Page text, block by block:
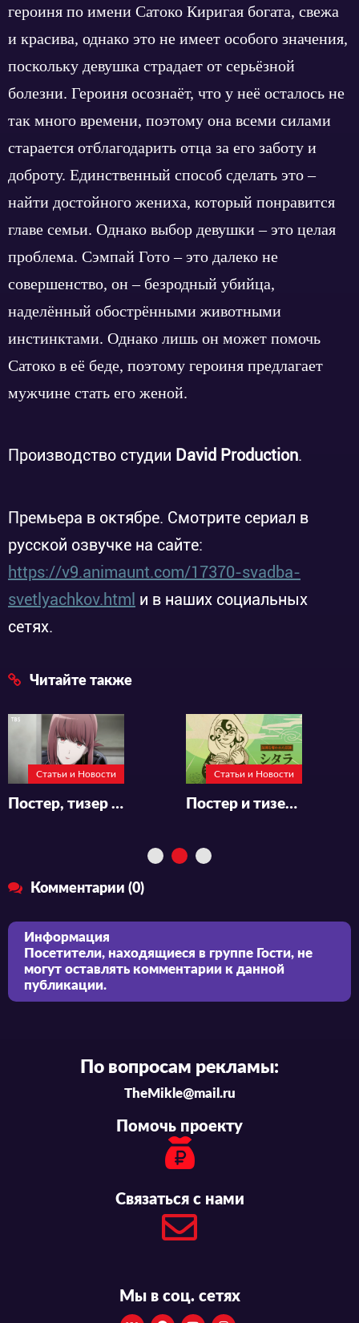
героиня по имени Сатоко Киригая богата, свежа
и красива, однако это не имеет особого значения,
поскольку девушка страдает от серьёзной
болезни. Героиня осознаёт, что у неё осталось не
так много времени, поэтому она всеми силами
старается отблагодарить отца за его заботу и
доброту. Единственный способ сделать это –
найти достойного жениха, который понравится
главе семьи. Однако выбор девушки – это целая
проблема. Сэмпай Гото – это далеко не
совершенство, он – безродный убийца,
наделённый обострёнными животными
инстинктами. Однако лишь он может помочь
Сатоко в её беде, поэтому героиня предлагает
мужчине стать его женой.
Производство студии David Production.
Премьера в октябре. Смотрите сериал в
русской озвучке на сайте:
https://v9.animaunt.com/17370-svadba-
svetlyachkov.html и в наших социальных
сетях.
Читайте также
Статьи и Новости
Постер, тизер и месяц премьеры сериала «Super no Ura de Yani Suu Futari»
Статьи и Новости
Постер и тизер аниме-сериала «Tenmaku no Jaadugar»
Комментарии (0)
Информация
Посетители, находящиеся в группе Гости, не
могут оставлять комментарии к данной
публикации.
По вопросам рекламы:
TheMikle@mail.ru
Помочь проекту
Связаться с нами
Мы в соц. сетях